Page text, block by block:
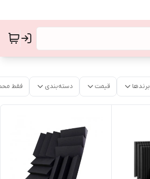
برندها قیمت دسته‌بندی فقط